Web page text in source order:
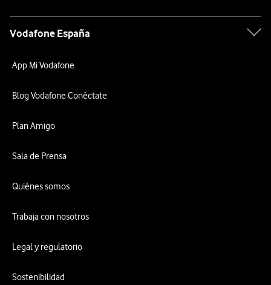
Vodafone España
App Mi Vodafone
Blog Vodafone Conéctate
Plan Amigo
Sala de Prensa
Quiénes somos
Trabaja con nosotros
Legal y regulatorio
Sostenibilidad